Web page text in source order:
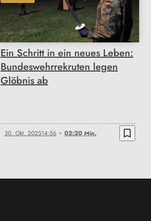
02:20
Ein Schritt in ein neues Leben:
Bundeswehrrekruten legen
Glöbnis ab
30. Okt. 202514:56 02:20 Min. bookmark_border